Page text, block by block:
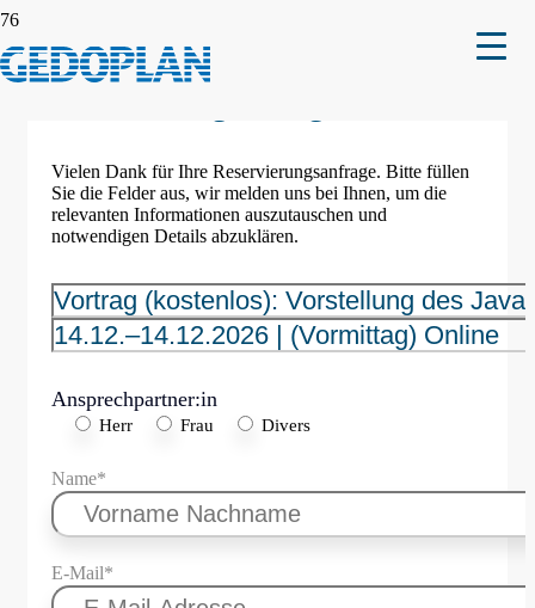
Vielen Dank für Ihre Reservierungsanfrage. Bitte füllen
Sie die Felder aus, wir melden uns bei Ihnen, um die
relevanten Informationen auszutauschen und
notwendigen Details abzuklären.
Ansprechpartner:in
Herr Frau Divers
Name*
E-Mail*